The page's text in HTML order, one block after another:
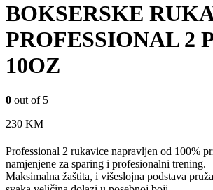
BOKSERSKE
PROFESSIONAL 2
10OZ
0 out of 5
230 KM
Professional 2 rukavice napravljen od 100%
namjenjene za sparing i profesionalni trening.
Maksimalna žaštita, i višeslojna podstava